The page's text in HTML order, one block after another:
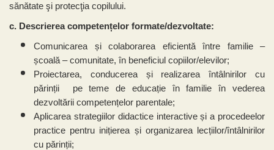
sănătate şi protecţia copilului.
c. Descrierea competențelor formate/dezvoltate:
Comunicarea și colaborarea eficientă între familie –
școală –comunitate, în beneficiul copiilor/elevilor;
Proiectarea, conducerea și realizareaîntâlnirilor cu
părinții pe teme de educație în familieîn vederea
dezvoltării competențelor parentale;
Aplicarea strategiilor didactice interactiveși a procedeelor
practice pentru inițierea și organizarea lecțiilor/întâlnirilor
cu părinții;